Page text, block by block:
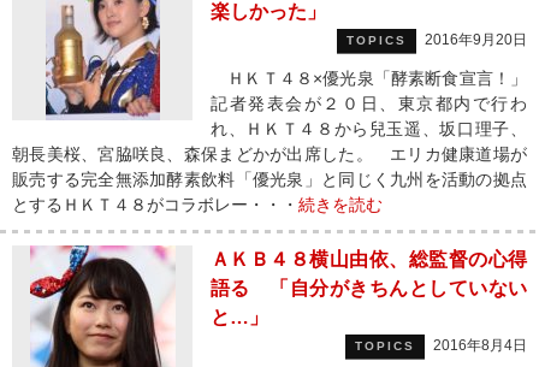
楽しかった」
TOPICS 2016年9月20日
ＨＫＴ４８×優光泉「酵素断食宣言！」
記者発表会が２０日、東京都内で行わ
れ、ＨＫＴ４８から兒玉遥、坂口理子、
朝長美桜、宮脇咲良、森保まどかが出席した。 エリカ健康道場が
販売する完全無添加酵素飲料「優光泉」と同じく九州を活動の拠点
とするＨＫＴ４８がコラボレー・・・ 続きを読む
ＡＫＢ４８横山由依、総監督の心得
語る 「自分がきちんとしていない
と…」
TOPICS 2016年8月4日